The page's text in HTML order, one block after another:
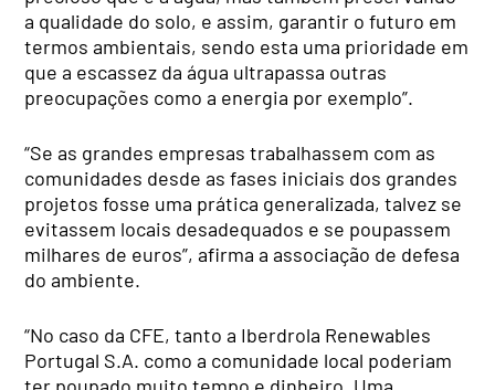
a qualidade do solo, e assim, garantir o futuro em
termos ambientais, sendo esta uma prioridade em
que a escassez da água ultrapassa outras
preocupações como a energia por exemplo”.
“Se as grandes empresas trabalhassem com as
comunidades desde as fases iniciais dos grandes
projetos fosse uma prática generalizada, talvez se
evitassem locais desadequados e se poupassem
milhares de euros”, afirma a associação de defesa
do ambiente.
“No caso da CFE, tanto a Iberdrola Renewables
Portugal S.A. como a comunidade local poderiam